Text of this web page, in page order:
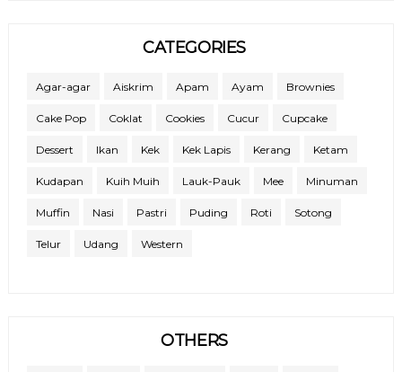
CATEGORIES
Agar-agar Aiskrim Apam Ayam Brownies
Cake Pop Coklat Cookies Cucur Cupcake
Dessert Ikan Kek Kek Lapis Kerang Ketam
Kudapan Kuih Muih Lauk-Pauk Mee Minuman
Muffin Nasi Pastri Puding Roti Sotong
Telur Udang Western
OTHERS